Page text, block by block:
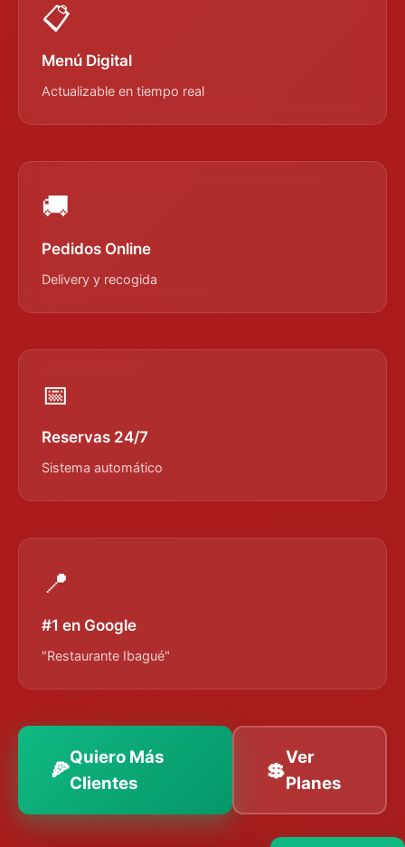
📋
Menú Digital
Actualizable en tiempo real
🚚
Pedidos Online
Delivery y recogida
📅
Reservas 24/7
Sistema automático
📍
#1 en Google
"Restaurante Ibagué"
🍕
Quiero Más
Clientes
💲
Ver
Planes